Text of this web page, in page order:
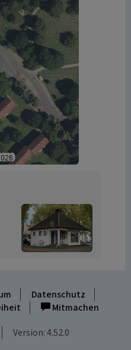
Datenschutz
Mitmachen
Version: 4.52.0